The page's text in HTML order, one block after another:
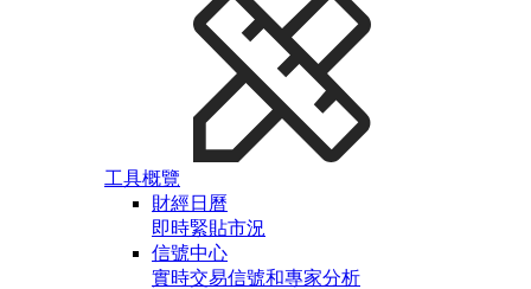
工具概覽
財經日曆
即時緊貼市況
信號中心
實時交易信號和專家分析